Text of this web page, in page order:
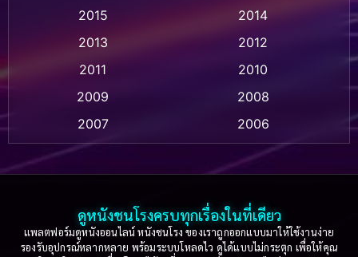
Based on a True Story เรื่องจริง(75)
Based on Novel(16)
2015
2014
2013
2012
2011
2010
2009
2008
2007
2006
2005
2004
2003
2002
2001
2000
1999
1998
ดูหนังชนโรงครบทุกเรื่องในที่เดียว
แพลตฟอร์มดูหนังออนไลน์ หนังชนโรง ของเราถูกออกแบบมาให้ใช้งานง่าย
รองรับอุปกรณ์หลากหลาย พร้อมระบบโหลดไว ดูได้แบบไม่กระตุก เพื่อให้คุณ